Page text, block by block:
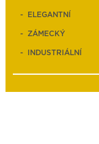
ELEGANTNÍ
ZÁMECKÝ
INDUSTRIÁLNÍ